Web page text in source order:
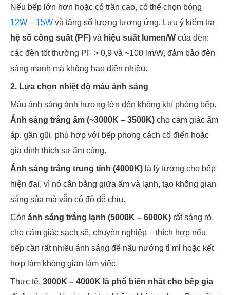
Nếu bếp lớn hơn hoặc có trần cao, có thể chọn bóng
12W – 15W và tăng số lượng tương ứng. Lưu ý kiểm tra
hệ số công suất (PF) và hiệu suất lumen/W của đèn:
các đèn tốt thường PF > 0,9 và ~100 lm/W, đảm bảo đèn
sáng mạnh mà không hao điện nhiều.
2. Lựa chọn nhiệt độ màu ánh sáng
Màu ánh sáng ảnh hưởng lớn đến không khí phòng bếp.
Ánh sáng trắng ấm (~3000K – 3500K) cho cảm giác ấm
áp, gần gũi, phù hợp với bếp phong cách cổ điển hoặc
gia đình thích sự ấm cúng.
Ánh sáng trắng trung tính (4000K) là lý tưởng cho bếp
hiện đại, vì nó cân bằng giữa ấm và lạnh, tạo không gian
sáng sủa mà vẫn có độ dễ chịu.
Còn ánh sáng trắng lạnh (5000K – 6000K) rất sáng rõ,
cho cảm giác sạch sẽ, chuyên nghiệp – thích hợp nếu
bếp cần rất nhiều ánh sáng để nấu nướng tỉ mỉ hoặc kết
hợp làm không gian làm việc.
Thực tế, 3000K – 4000K là phổ biến nhất cho bếp gia